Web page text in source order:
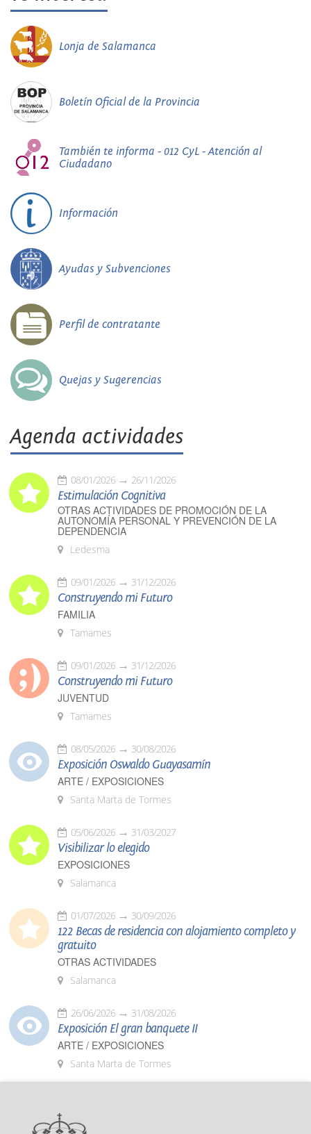
Lonja de Salamanca
Boletín Oficial de la Provincia
También te informa - 012 CyL - Atención al
Ciudadano
Información
Ayudas y Subvenciones
Perfil de contratante
Quejas y Sugerencias
Agenda actividades
08/01/2026 26/11/2026
Estimulación Cognitiva
OTRAS ACTIVIDADES DE PROMOCIÓN DE LA
AUTONOMÍA PERSONAL Y PREVENCIÓN DE LA
DEPENDENCIA
Ledesma
09/01/2026 31/12/2026
Construyendo mi Futuro
FAMILIA
Tamames
09/01/2026 31/12/2026
Construyendo mi Futuro
JUVENTUD
Tamames
08/05/2026 30/08/2026
Exposición Oswaldo Guayasamín
ARTE / EXPOSICIONES
Santa Marta de Tormes
05/06/2026 31/03/2027
Visibilizar lo elegido
EXPOSICIONES
Salamanca
01/07/2026 30/09/2026
122 Becas de residencia con alojamiento completo y
gratuito
OTRAS ACTIVIDADES
Salamanca
26/06/2026 31/08/2026
Exposición El gran banquete II
ARTE / EXPOSICIONES
Santa Marta de Tormes